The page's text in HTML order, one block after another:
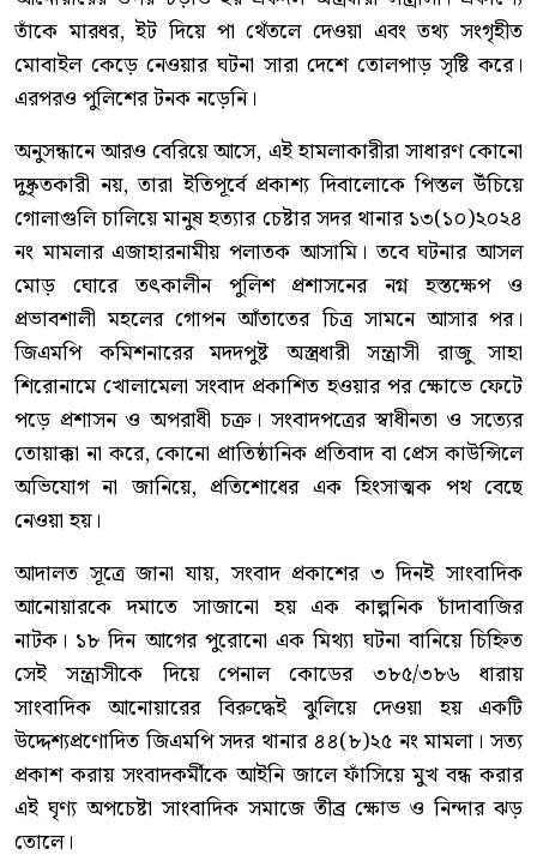
তাঁকে মারধর, ইট দিয়ে পা থেঁতলে দেওয়া এবং তথ্য সংগৃহীত
মোবাইল কেড়ে নেওয়ার ঘটনা সারা দেশে তোলপাড় সৃষ্টি করে।
এরপরও পুলিশের টনক নড়েনি।
অনুসন্ধানে আরও বেরিয়ে আসে, এই হামলাকারীরা সাধারণ কোনো
দুষ্কৃতকারী নয়, তারা ইতিপূর্বে প্রকাশ্য দিবালোকে পিস্তল উঁচিয়ে
গোলাগুলি চালিয়ে মানুষ হত্যার চেষ্টার সদর থানার ১৩(১০)২০২৪
নং মামলার এজাহারনামীয় পলাতক আসামি। তবে ঘটনার আসল
মোড় ঘোরে তৎকালীন পুলিশ প্রশাসনের নগ্ন হস্তক্ষেপ ও
প্রভাবশালী মহলের গোপন আঁতাতের চিত্র সামনে আসার পর।
জিএমপি কমিশনারের মদদপুষ্ট অস্ত্রধারী সন্ত্রাসী রাজু সাহা
শিরোনামে খোলামেলা সংবাদ প্রকাশিত হওয়ার পর ক্ষোভে ফেটে
পড়ে প্রশাসন ও অপরাধী চক্র। সংবাদপত্রের স্বাধীনতা ও সত্যের
তোয়াক্কা না করে, কোনো প্রাতিষ্ঠানিক প্রতিবাদ বা প্রেস কাউন্সিলে
অভিযোগ না জানিয়ে, প্রতিশোধের এক হিংসাত্মক পথ বেছে
নেওয়া হয়।
আদালত সূত্রে জানা যায়, সংবাদ প্রকাশের ৩ দিনই সাংবাদিক
আনোয়ারকে দমাতে সাজানো হয় এক কাল্পনিক চাঁদাবাজির
নাটক। ১৮ দিন আগের পুরোনো এক মিথ্যা ঘটনা বানিয়ে চিহ্নিত
সেই সন্ত্রাসীকে দিয়ে পেনাল কোডের ৩৮৫/৩৮৬ ধারায়
সাংবাদিক আনোয়ারের বিরুদ্ধেই ঝুলিয়ে দেওয়া হয় একটি
উদ্দেশ্যপ্রণোদিত জিএমপি সদর থানার ৪৪(৮)২৫ নং মামলা। সত্য
প্রকাশ করায় সংবাদকর্মীকে আইনি জালে ফাঁসিয়ে মুখ বন্ধ করার
এই ঘৃণ্য অপচেষ্টা সাংবাদিক সমাজে তীব্র ক্ষোভ ও নিন্দার ঝড়
তোলে।